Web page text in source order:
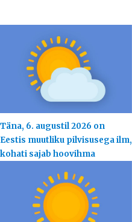
Täna, 6. augustil 2026 on
Eestis muutliku pilvisusega ilm,
kohati sajab hoovihma